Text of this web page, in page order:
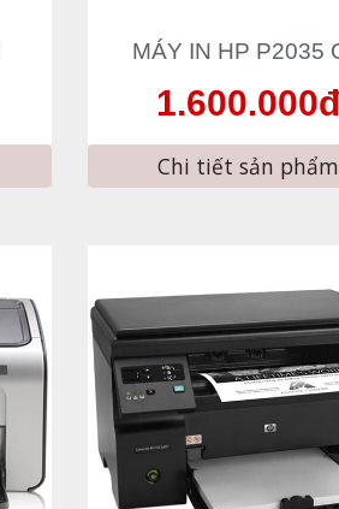
MÁY IN HP P2035
1.600.000đ
Chi tiết sản phẩm